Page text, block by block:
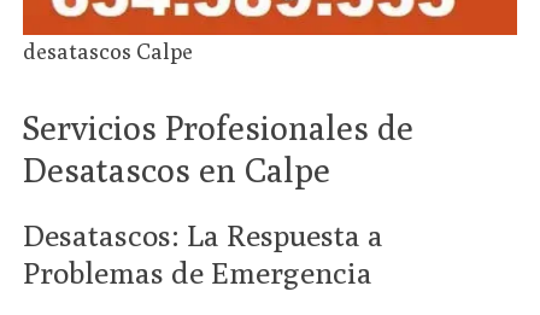
desatascos Calpe
Servicios Profesionales de
Desatascos en Calpe
Desatascos: La Respuesta a
Problemas de Emergencia